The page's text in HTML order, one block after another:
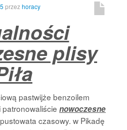
przezhoracy
plisy
pastwijże benzoilem
nowoczesne
czasowy. w Pikadę